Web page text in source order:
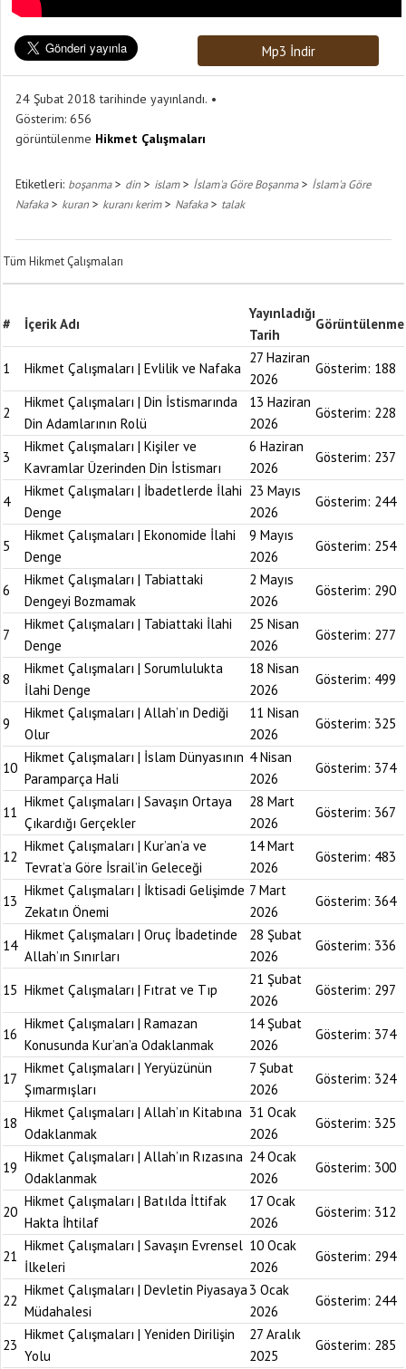
Mp3 İndir
24 Şubat 2018 tarihinde yayınlandı.
Gösterim: 656
görüntülenme Hikmet Çalışmaları
Etiketleri: boşanma> din > islam> İslam'a Göre Boşanma> İslam'a Göre
Nafaka> kuran > kuranı kerim> Nafaka> talak
Tüm Hikmet Çalışmaları
# İçerik Adı
Yayınladığı
Tarih
Görüntülenme
1 Hikmet Çalışmaları | Evlilik ve Nafaka
27 Haziran
2026
Gösterim: 188
2
Hikmet Çalışmaları | Din İstismarında
Din Adamlarının Rolü
13 Haziran
2026
Gösterim: 228
3
Hikmet Çalışmaları | Kişiler ve
Kavramlar Üzerinden Din İstismarı
6 Haziran
2026
Gösterim: 237
4
Hikmet Çalışmaları | İbadetlerde İlahi
Denge
23 Mayıs
2026
Gösterim: 244
5
Hikmet Çalışmaları | Ekonomide İlahi
Denge
9 Mayıs
2026
Gösterim: 254
6
Hikmet Çalışmaları | Tabiattaki
Dengeyi Bozmamak
2 Mayıs
2026
Gösterim: 290
7
Hikmet Çalışmaları | Tabiattaki İlahi
Denge
25 Nisan
2026
Gösterim: 277
8
Hikmet Çalışmaları | Sorumlulukta
İlahi Denge
18 Nisan
2026
Gösterim: 499
9
Hikmet Çalışmaları | Allah’ın Dediği
Olur
11 Nisan
2026
Gösterim: 325
10
Hikmet Çalışmaları | İslam Dünyasının
Paramparça Hali
4 Nisan
2026
Gösterim: 374
11
Hikmet Çalışmaları | Savaşın Ortaya
Çıkardığı Gerçekler
28 Mart
2026
Gösterim: 367
12
Hikmet Çalışmaları | Kur’an’a ve
Tevrat’a Göre İsrail’in Geleceği
14 Mart
2026
Gösterim: 483
13
Hikmet Çalışmaları | İktisadi Gelişimde
Zekatın Önemi
7 Mart
2026
Gösterim: 364
14
Hikmet Çalışmaları | Oruç İbadetinde
Allah’ın Sınırları
28 Şubat
2026
Gösterim: 336
15 Hikmet Çalışmaları | Fıtrat ve Tıp
21 Şubat
2026
Gösterim: 297
16
Hikmet Çalışmaları | Ramazan
Konusunda Kur’an’a Odaklanmak
14 Şubat
2026
Gösterim: 374
17
Hikmet Çalışmaları | Yeryüzünün
Şımarmışları
7 Şubat
2026
Gösterim: 324
18
Hikmet Çalışmaları | Allah’ın Kitabına
Odaklanmak
31 Ocak
2026
Gösterim: 325
19
Hikmet Çalışmaları | Allah’ın Rızasına
Odaklanmak
24 Ocak
2026
Gösterim: 300
20
Hikmet Çalışmaları | Batılda İttifak
Hakta İhtilaf
17 Ocak
2026
Gösterim: 312
21
Hikmet Çalışmaları | Savaşın Evrensel
İlkeleri
10 Ocak
2026
Gösterim: 294
22
Hikmet Çalışmaları | Devletin Piyasaya
Müdahalesi
3 Ocak
2026
Gösterim: 244
23
Hikmet Çalışmaları | Yeniden Dirilişin
Yolu
27 Aralık
2025
Gösterim: 285